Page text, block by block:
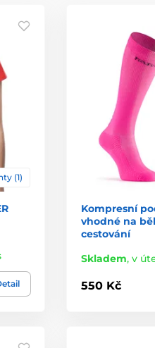
(1)
Kompresní
vhodné na
cestování
Skladem, v
550 Kč